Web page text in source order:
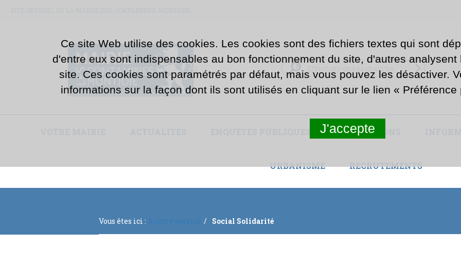
ENQUÊTES PUBLIQUES ET CONCERTATIONS
URBANISME RECRUTEMENTS
Vous êtes ici : À votre service Social Solidarité
Ce site Web utilise des cookies. Les cookies sont des fichiers textes qui sont
d'entre eux sont indispensables au bon fonctionnement du site, d'autres
site. Ces cookies sont paramétrés par défaut, mais vous pouvez les désactiver.
informations sur la façon dont ils sont utilisés en cliquant sur le lien «
J'accepte